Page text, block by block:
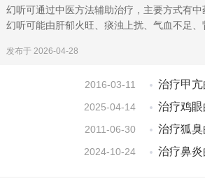
幻听可通过中医方法辅助治疗，主要方式有
幻听可能由肝郁火旺、痰浊上扰、气血不足
发布于 2026-04-28
2016-03-11 治疗甲
2025-04-14 治疗鸡
2011-06-30 治疗狐
2024-10-24 治疗鼻